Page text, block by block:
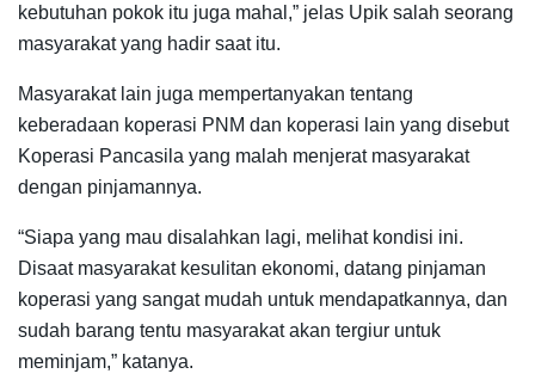
kebutuhan pokok itu juga mahal,” jelas Upik salah seorang
masyarakat yang hadir saat itu.
Masyarakat lain juga mempertanyakan tentang
keberadaan koperasi PNM dan koperasi lain yang disebut
Koperasi Pancasila yang malah menjerat masyarakat
dengan pinjamannya.
“Siapa yang mau disalahkan lagi, melihat kondisi ini.
Disaat masyarakat kesulitan ekonomi, datang pinjaman
koperasi yang sangat mudah untuk mendapatkannya, dan
sudah barang tentu masyarakat akan tergiur untuk
meminjam,” katanya.